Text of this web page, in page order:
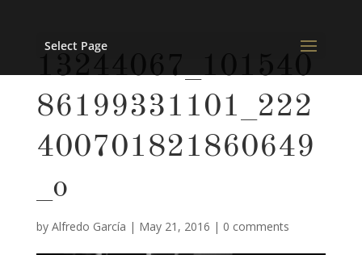
Select Page
13244067_101540
86199331101_222
400701821860649
_o
by Alfredo García | May 21, 2016 | 0 comments